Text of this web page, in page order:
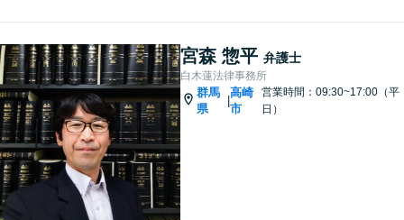
宮森 惣平 弁護士
白木蓮法律事務所
群馬
県
|
高崎
市
営業時間：09:30~17:00（平
日）